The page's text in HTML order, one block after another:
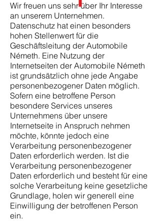
Wir freuen uns sehr über Ihr Interesse
an unserem Unternehmen.
Datenschutz hat einen besonders
hohen Stellenwert für die
Geschäftsleitung der Automobile
Németh. Eine Nutzung der
Internetseiten der Automobile Németh
ist grundsätzlich ohne jede Angabe
personenbezogener Daten möglich.
Sofern eine betroffene Person
besondere Services unseres
Unternehmens über unsere
Internetseite in Anspruch nehmen
möchte, könnte jedoch eine
Verarbeitung personenbezogener
Daten erforderlich werden. Ist die
Verarbeitung personenbezogener
Daten erforderlich und besteht für eine
solche Verarbeitung keine gesetzliche
Grundlage, holen wir generell eine
Einwilligung der betroffenen Person
ein.